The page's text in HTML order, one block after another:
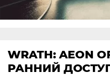
WRATH: AEON
РАННИЙ